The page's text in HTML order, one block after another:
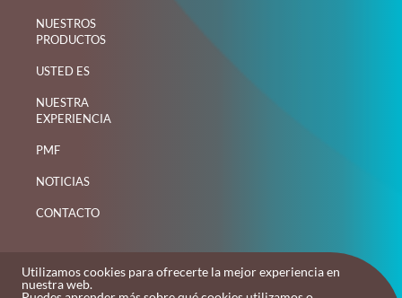
NUESTROS
PRODUCTOS
USTED ES
NUESTRA
EXPERIENCIA
PMF
NOTICIAS
CONTACTO
Utilizamos cookies para ofrecerte la mejor experiencia en
nuestra web.